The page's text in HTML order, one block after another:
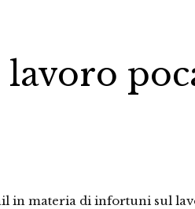
in materia di infortuni sul